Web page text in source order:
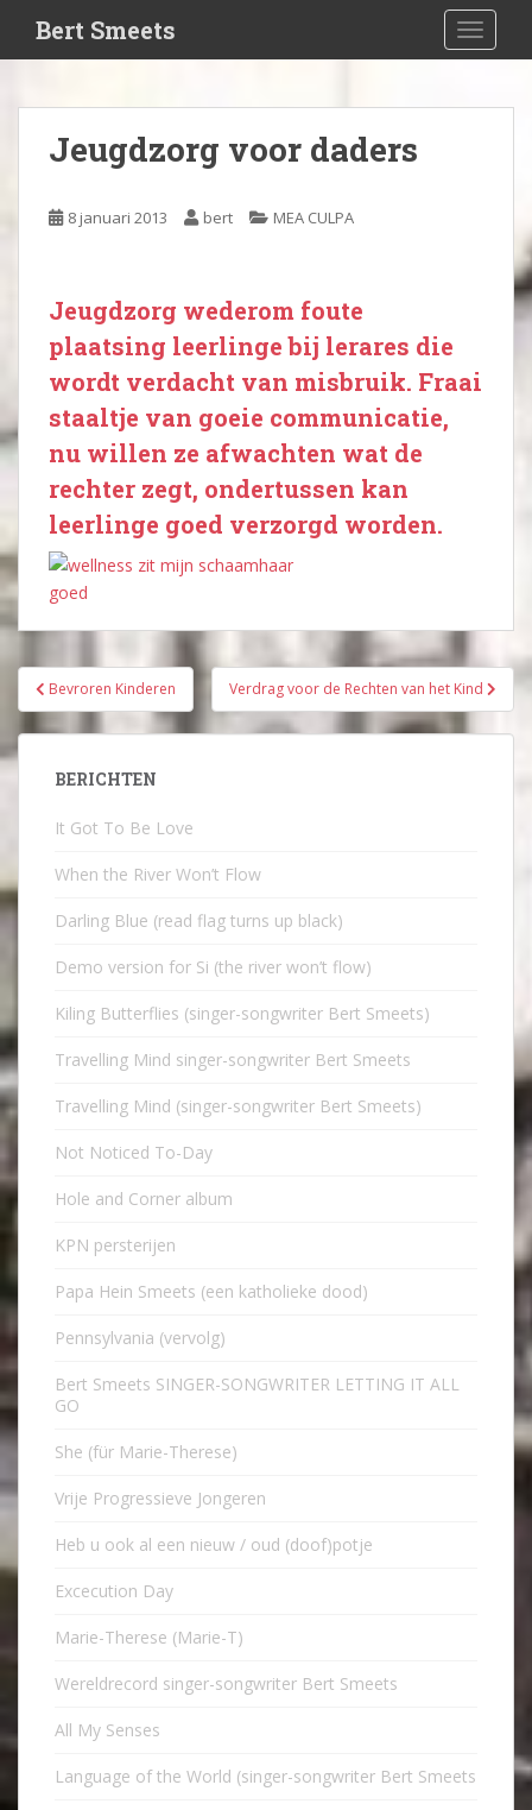
i
n
t
Bert Smeets
Jeugdzorg voor daders
8 januari 2013 bert MEA CULPA
Jeugdzorg wederom foute
plaatsing leerlinge bij lerares die
wordt verdacht van misbruik. Fraai
staaltje van goeie communicatie,
nu willen ze afwachten wat de
rechter zegt, ondertussen kan
leerlinge goed verzorgd worden.
Bericht
navigatie
Bevroren Kinderen Verdrag voor de Rechten van het Kind
BERICHTEN
It Got To Be Love
When the River Won’t Flow
Darling Blue (read flag turns up black)
Demo version for Si (the river won’t flow)
Kiling Butterflies (singer-songwriter Bert Smeets)
Travelling Mind singer-songwriter Bert Smeets
Travelling Mind (singer-songwriter Bert Smeets)
Not Noticed To-Day
Hole and Corner album
KPN persterijen
Papa Hein Smeets (een katholieke dood)
Pennsylvania (vervolg)
Bert Smeets SINGER-SONGWRITER LETTING IT ALL
GO
She (für Marie-Therese)
Vrije Progressieve Jongeren
Heb u ook al een nieuw / oud (doof)potje
Excecution Day
Marie-Therese (Marie-T)
Wereldrecord singer-songwriter Bert Smeets
All My Senses
Language of the World (singer-songwriter Bert Smeets